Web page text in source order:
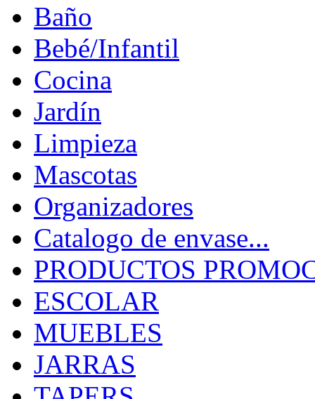
Baño
Bebé/Infantil
Cocina
Jardín
Limpieza
Mascotas
Organizadores
Catalogo de envase...
PRODUCTOS
ESCOLAR
MUEBLES
JARRAS